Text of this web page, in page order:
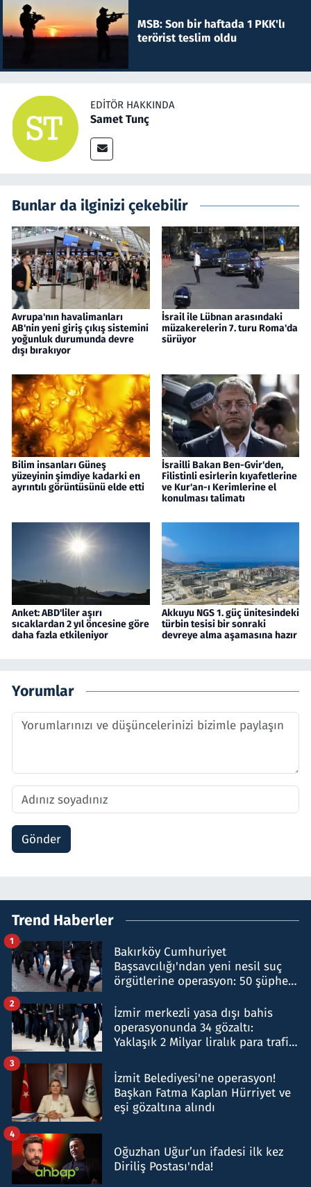
MSB: Son bir haftada 1 PKK'lı
terörist teslim oldu
EDITÖR HAKKINDA
Samet Tunç
Bunlar da ilginizi çekebilir
Avrupa'nın havalimanları
AB'nin yeni giriş çıkış sistemini
yoğunluk durumunda devre
dışı bırakıyor
İsrail ile Lübnan arasındaki
müzakerelerin 7. turu Roma'da
sürüyor
Bilim insanları Güneş
yüzeyinin şimdiye kadarki en
ayrıntılı görüntüsünü elde etti
İsrailli Bakan Ben-Gvir'den,
Filistinli esirlerin kıyafetlerine
ve Kur'an-ı Kerimlerine el
konulması talimatı
Anket: ABD'liler aşırı
sıcaklardan 2 yıl öncesine göre
daha fazla etkileniyor
Akkuyu NGS 1. güç ünitesindeki
türbin tesisi bir sonraki
devreye alma aşamasına hazır
Yorumlar
Gönder
Trend Haberler
Bakırköy Cumhuriyet
Başsavcılığı'ndan yeni nesil suç
örgütlerine operasyon: 50 şüpheli
1
İzmir merkezli yasa dışı bahis
operasyonunda 34 gözaltı:
Yaklaşık 2 Milyar liralık para trafiği
2
İzmit Belediyesi'ne operasyon!
Başkan Fatma Kaplan Hürriyet ve
eşi gözaltına alındı
3
Oğuzhan Uğur’un ifadesi ilk kez
Diriliş Postası'nda!
4